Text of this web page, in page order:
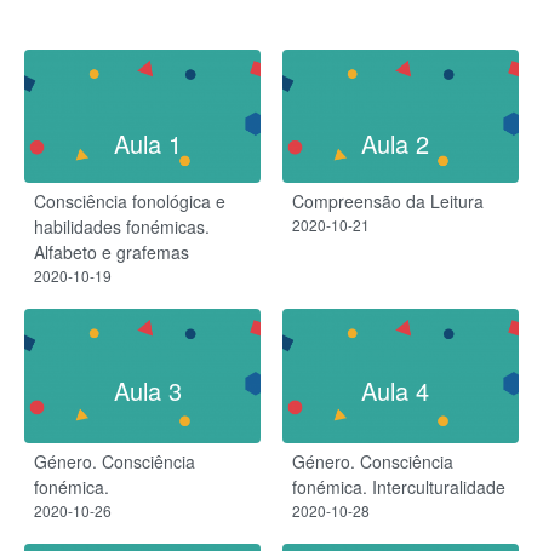
Aula 1
Consciência fonológica e
habilidades fonémicas.
Alfabeto e grafemas
2020-10-19
Aula 2
Compreensão da Leitura
2020-10-21
Aula 3
Género. Consciência
fonémica.
2020-10-26
Aula 4
Género. Consciência
fonémica. Interculturalidade
2020-10-28